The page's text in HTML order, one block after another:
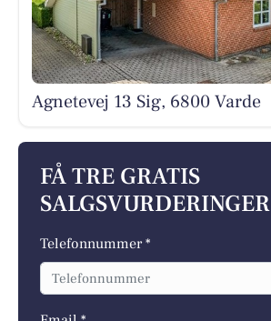
Agnetevej 13 Sig, 6800 Varde
FÅ TRE GRATIS
SALGSVURDERINGER
Telefonnummer *